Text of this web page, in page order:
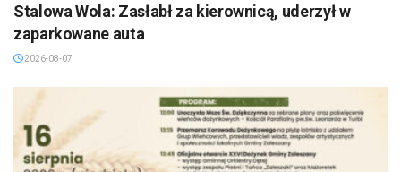
Stalowa Wola: Zasłabł za kierownicą, uderzył w
zaparkowane auta
2026-08-07